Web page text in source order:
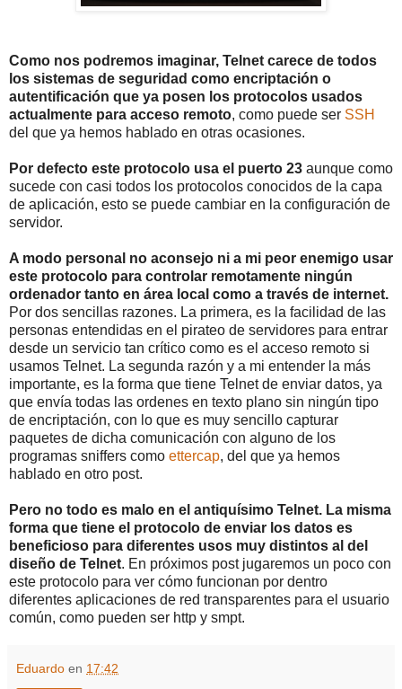
Como nos podremos imaginar, Telnet carece de todos
los sistemas de seguridad como encriptación o
autentificación que ya posen los protocolos usados
actualmente para acceso remoto, como puede ser SSH
del que ya hemos hablado en otras ocasiones.
Por defecto este protocolo usa el puerto 23 aunque como
sucede con casi todos los protocolos conocidos de la capa
de aplicación, esto se puede cambiar en la configuración de
servidor.
A modo personal no aconsejo ni a mi peor enemigo usar
este protocolo para controlar remotamente ningún
ordenador tanto en área local como a través de internet.
Por dos sencillas razones. La primera, es la facilidad de las
personas entendidas en el pirateo de servidores para entrar
desde un servicio tan crítico como es el acceso remoto si
usamos Telnet. La segunda razón y a mi entender la más
importante, es la forma que tiene Telnet de enviar datos, ya
que envía todas las ordenes en texto plano sin ningún tipo
de encriptación, con lo que es muy sencillo capturar
paquetes de dicha comunicación con alguno de los
programas sniffers como ettercap, del que ya hemos
hablado en otro post.
Pero no todo es malo en el antiquísimo Telnet. La misma
forma que tiene el protocolo de enviar los datos es
beneficioso para diferentes usos muy distintos al del
diseño de Telnet. En próximos post jugaremos un poco con
este protocolo para ver cómo funcionan por dentro
diferentes aplicaciones de red transparentes para el usuario
común, como pueden ser http y smpt.
Eduardo en 17:42